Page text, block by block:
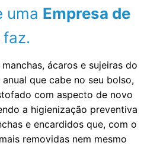
uma Empresa de
faz.
ácaros e sujeiras do
que cabe no seu bolso,
com aspecto de novo
a higienização preventiva
e encardidos que, com o
removidas nem mesmo